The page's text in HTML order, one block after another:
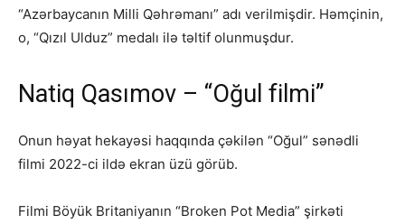
“Azərbaycanın Milli Qəhrəmanı” adı verilmişdir. Həmçinin,
o, “Qızıl Ulduz” medalı ilə təltif olunmuşdur.
Natiq Qasımov – “Oğul filmi”
Onun həyat hekayəsi haqqında çəkilən “Oğul” sənədli
filmi 2022-ci ildə ekran üzü görüb.
Filmi Böyük Britaniyanın “Broken Pot Media” şirkəti